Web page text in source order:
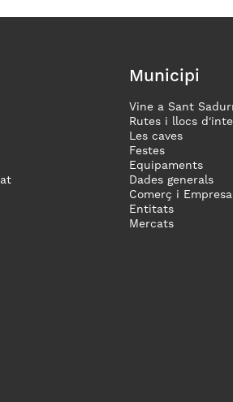
Municipi
Vine a Sant
Rutes i llocs
Les caves
Festes
Equipaments
Dades generals
Comerç i Empresa
Entitats
Mercats